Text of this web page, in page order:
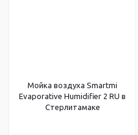
Мойка воздуха Smartmi
Evaporative Humidifier 2 RU в
Стерлитамаке